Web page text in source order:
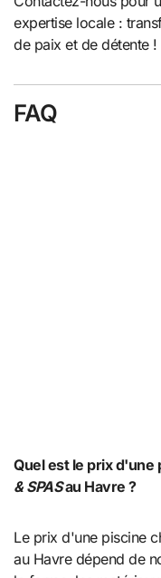
expertise locale :
de paix et de détente !
FAQ
Quel est le prix d'une
& SPASau Havre ?
Le prix d'une piscine
au Havre dépend de